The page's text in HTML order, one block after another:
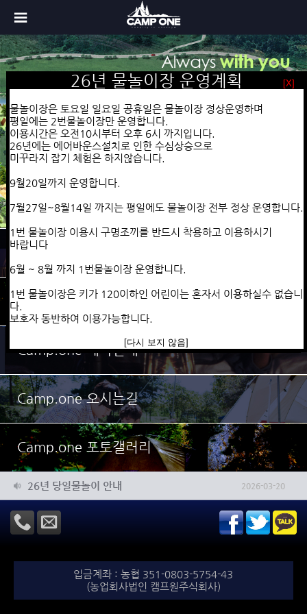
Camp.one 소개
Camp.one 둘러보기
Camp.one 예약안내
Camp.one 오시는길
Camp.one 포토갤러리
26년 당일물놀이 안내 2026-03-20
26년 물놀이장 운영계획 2026-03-20
입금계좌 : 농협 351-0803-5754-43
(농업회사법인 캠프원주식회사)
[X]
장박안내(변경되었습니다)
24~25년도 장박 요금 안내
1년 장박요청시 일시불로 진행하시면
텐트 235만 카라반 255만으로 이용하실수 있습니다.
9월~4월까지 (금토일 공휴일 4주기준)
일반텐트 22만원 / 카라반 26만원
7,8월 금토일 공휴일 4주기준
(7월 마지막주 8월 첫째주 평일이용 가능)
[다시 보지 않음]
[X]
26년 당일물놀이 안내
이용기간
5월1일~8월31일까지 토,일요일 공휴일은 물놀이장 전부 정상 운영
평일에는 2번 물놀이장만 운영합니다.
7월27일~8월15일까지 평일에도 물놀이장 전부 정상 운영합니다.
이용요금
평상 1개당 -> 20,000원
단체할인
- 70명이상(1인당) -> 6,000원
- 100명이상(1인당) -> 5,000원
버너,불판,가위,집게 set ->15,000원
릴전선 1개당 -> 5,000원
예약안내
​010-5925-0606으로
문자보내주시면 계좌번호랑 금액을 문자로 회신해드리겠습니다.
[다시 보지 않음]
[X]
26년 물놀이장 운영계획
물놀이장은 토요일 일요일 공휴일은 물놀이장 정상운영하며
평일에는 2번물놀이장만 운영합니다.
이용시간은 오전10시부터 오후 6시 까지입니다.
26년에는 에어바운스설치로 인한 수심상승으로
미꾸라지 잡기 체험은 하지않습니다.
9월20일까지 운영합니다.
7월27일~8월14일 까지는 평일에도 물놀이장 전부 정상 운영합니다.
1번 물놀이장 이용시 구명조끼를 반드시 착용하고 이용하시기
바랍니다
6월 ~ 8월 까지 1번물놀이장 운영합니다.
1번 물놀이장은 키가 120이하인 어린이는 혼자서 이용하실수 없습니
다.
보호자 동반하여 이용가능합니다.
[다시 보지 않음]